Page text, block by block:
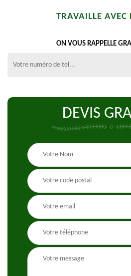
TRAVAILLE AVEC
ON VOUS RAPPELLE
DEVIS